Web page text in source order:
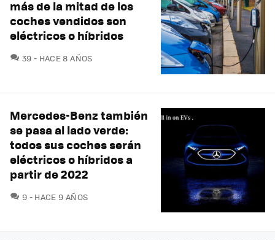
más de la mitad de los
coches vendidos son
eléctricos o híbridos
39 COMENTARIOS
HACE 8 AÑOS
Mercedes-Benz también
se pasa al lado verde:
todos sus coches serán
eléctricos o híbridos a
partir de 2022
9 COMENTARIOS
HACE 9 AÑOS